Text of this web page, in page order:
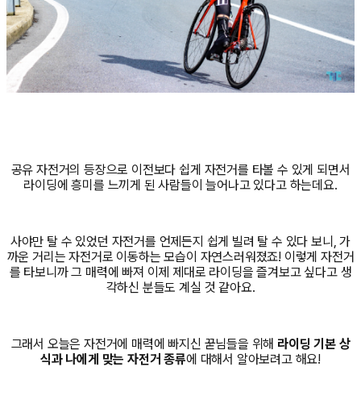
공유 자전거의 등장으로 이전보다 쉽게 자전거를 타볼 수 있게 되면서
라이딩에 흥미를 느끼게 된 사람들이 늘어나고 있다고 하는데요.
사야만 탈 수 있었던 자전거를 언제든지 쉽게 빌려 탈 수 있다 보니, 가
까운 거리는 자전거로 이동하는 모습이 자연스러워졌죠! 이렇게 자전거
를 타보니까 그 매력에 빠져 이제 제대로 라이딩을 즐겨보고 싶다고 생
각하신 분들도 계실 것 같아요.
그래서 오늘은 자전거에 매력에 빠지신 꾿님들을 위해 라이딩 기본 상
식과 나에게 맞는 자전거 종류에 대해서 알아보려고 해요!